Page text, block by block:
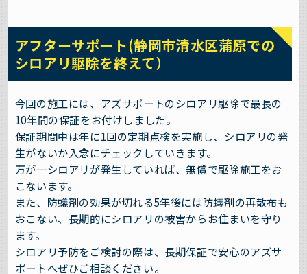
アフターサポート(静岡市清水区蒲原での
シロアリ駆除を終えて）
今回の施工には、アズサポートのシロアリ駆除で最長の
10年間の保証をお付けしました。
保証期間中は年に1回の定期点検を実施し、シロアリの発
生がないか入念にチェックしていきます。
万が一シロアリが発生していれば、無償で駆除施工をお
こないます。
また、防蟻剤の効果が切れる5年後には防蟻剤の再散布も
おこない、長期的にシロアリの被害からお住まいを守り
ます。
シロアリ予防をご検討の際は、長期保証で安心のアズサ
ポートへぜひご相談ください。